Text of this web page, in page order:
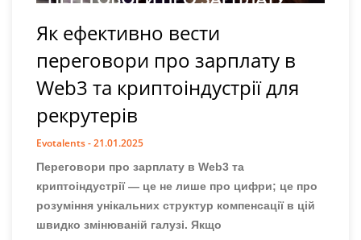
Як ефективно вести
переговори про зарплату в
Web3 та криптоіндустрії для
рекрутерів
Evotalents 21.01.2025
Переговори про зарплату в Web3 та
криптоіндустрії — це не лише про цифри; це про
розуміння унікальних структур компенсації в цій
швидко змінюваній галузі. Якщо